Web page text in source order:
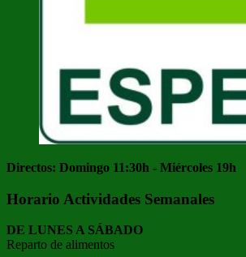
Directos: Domingo 11:30h - Miércoles 19h
Horario Actividades Semanales
DE LUNES A SÁBADO
Reparto de alimentos